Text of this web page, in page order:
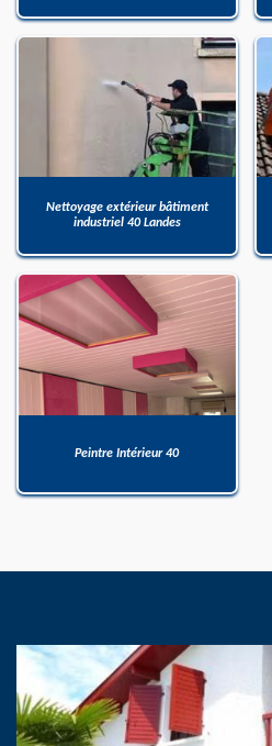
Nettoyage extérieur bâtiment
industriel 40 Landes
Peintre Intérieur 40